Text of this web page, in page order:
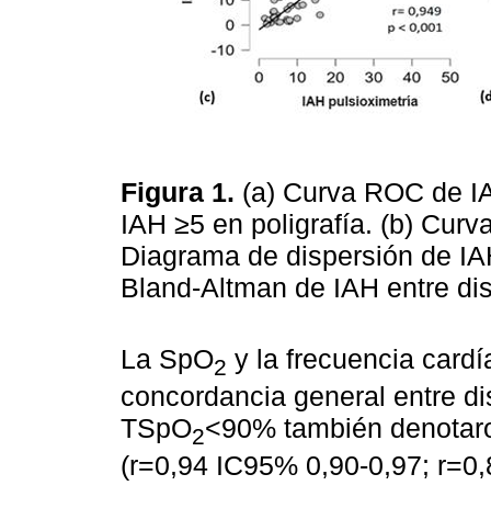
Figura 1. (a) Curva ROC de
IAH ≥5 en poligrafía. (b)
Diagrama de dispersión de
Bland-Altman de IAH entre
La SpO2 y la frecuencia
concordancia general entre
TSpO2<90% también
(r=0,94 IC95% 0,90-0,97;